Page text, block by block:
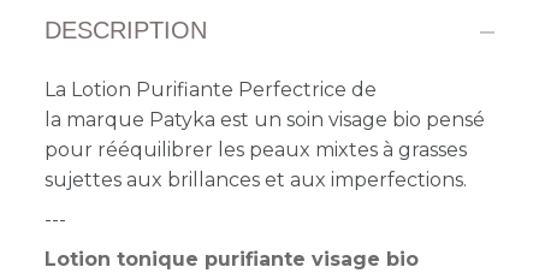
DESCRIPTION
La Lotion Purifiante Perfectrice de
la marque Patyka est un soin visage bio pensé
pour rééquilibrer les peaux mixtes à grasses
sujettes aux brillances et aux imperfections.
---
Lotion tonique purifiante visage bio